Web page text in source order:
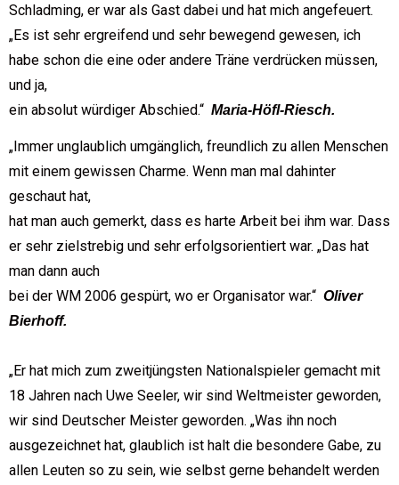
Schladming, er war als Gast dabei und hat mich angefeuert.
„Es ist sehr ergreifend und sehr bewegend gewesen, ich
habe schon die eine oder andere Träne verdrücken müssen,
und ja,
ein absolut würdiger Abschied.“ Maria-Höfl-Riesch.
„Immer unglaublich umgänglich, freundlich zu allen Menschen
mit einem gewissen Charme. Wenn man mal dahinter
geschaut hat,
hat man auch gemerkt, dass es harte Arbeit bei ihm war. Dass
er sehr zielstrebig und sehr erfolgsorientiert war. „Das hat
man dann auch
bei der WM 2006 gespürt, wo er Organisator war.“ Oliver
Bierhoff.
„Er hat mich zum zweitjüngsten Nationalspieler gemacht mit
18 Jahren nach Uwe Seeler, wir sind Weltmeister geworden,
wir sind Deutscher Meister geworden. „Was ihn noch
ausgezeichnet hat, glaublich ist halt die besondere Gabe, zu
allen Leuten so zu sein, wie selbst gerne behandelt werden